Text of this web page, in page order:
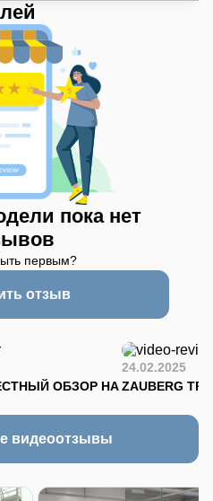
пока нет
первым?
отзыв
ОБЗОР НА
24.02.2025
ZAUBERG
видеоотзывы